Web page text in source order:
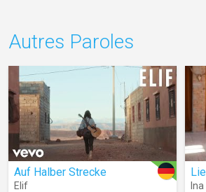
Autres Paroles
Auf Halber Strecke
Elif